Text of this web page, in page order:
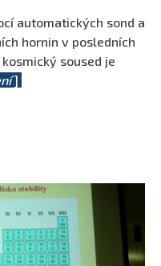
automatických sond a
hornin v posledních
soused je
]